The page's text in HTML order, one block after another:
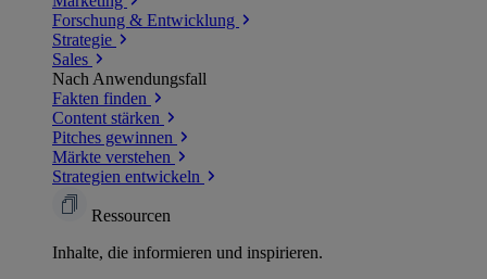
Forschung & Entwicklung
Strategie
Sales
Nach Anwendungsfall
Fakten finden
Content stärken
Pitches gewinnen
Märkte verstehen
Strategien entwickeln
Ressourcen
Inhalte, die informieren und inspirieren.